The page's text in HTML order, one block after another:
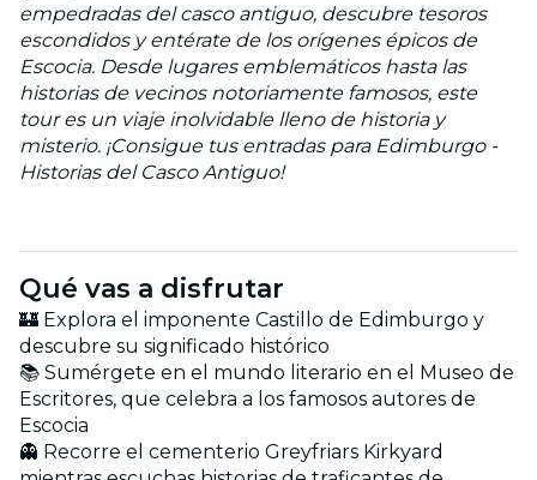
empedradas del casco antiguo, descubre tesoros
escondidos y entérate de los orígenes épicos de
Escocia. Desde lugares emblemáticos hasta las
historias de vecinos notoriamente famosos, este
tour es un viaje inolvidable lleno de historia y
misterio. ¡Consigue tus entradas para Edimburgo -
Historias del Casco Antiguo!
Qué vas a disfrutar
🏰 Explora el imponente Castillo de Edimburgo y
descubre su significado histórico
📚 Sumérgete en el mundo literario en el Museo de
Escritores, que celebra a los famosos autores de
Escocia
👻 Recorre el cementerio Greyfriars Kirkyard